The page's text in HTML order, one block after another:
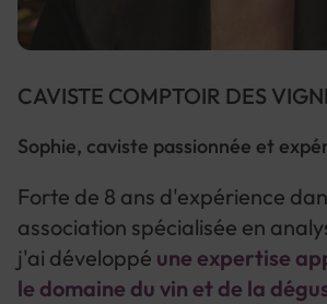
CAVISTE COMPTOIR DES
Sophie, caviste passionnée et
Forte de 8 ans d'expérience
association spécialisée en
j'ai développé une expertise
le domaine du vin et de la